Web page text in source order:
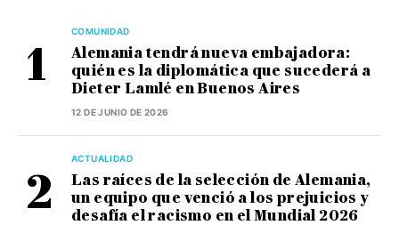
COMUNIDAD
Alemania tendrá nueva embajadora:
quién es la diplomática que sucederá a
Dieter Lamlé en Buenos Aires
12 DE JUNIO DE 2026
ACTUALIDAD
Las raíces de la selección de Alemania,
un equipo que venció a los prejuicios y
desafía el racismo en el Mundial 2026